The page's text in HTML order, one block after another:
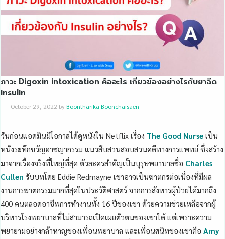
ภาวะ Digoxin intoxication คืออะไร เกี่ยวข้องอย่างไรกับยาฉีด
Insulin
October 29, 2022 by Boontharika Boonchaisaen
วันก่อนแอดมินมีโอกาสได้ดูหนังใน Netflix เรื่อง The Good Nurse เป็น
หนังระทึกขวัญอาชญากรรม แนวสืบสวนสอบสวนคดีทางการแพทย์ ซึ่งสร้าง
มาจากเรื่องจริงที่ใหญ่ที่สุด ตัวละครสำคัญเป็นบุรุษพยาบาลชื่อ Charles
Cullen รับบทโดย Eddie Redmayne เขาอาจเป็นฆาตกรต่อเนื่องที่มีผล
งานการฆาตกรรมมากที่สุดในประวัติศาสตร์ จากการสังหารผู้ป่วยได้มากถึง
400 คนตลอดอาชีพการทำงานทั้ง 16 ปีของเขา ด้วยความช่วยเหลือจากผู้
บริหารโรงพยาบาลที่ไม่สามารถเปิดเผยตัวตนของเขาได้ แต่เพราะความ
พยายามอย่างกล้าหาญของเพื่อนพยาบาล และเพื่อนสนิทของเขาคือ Amy